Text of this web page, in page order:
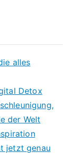
alles
Detox
der Welt
jetzt genau